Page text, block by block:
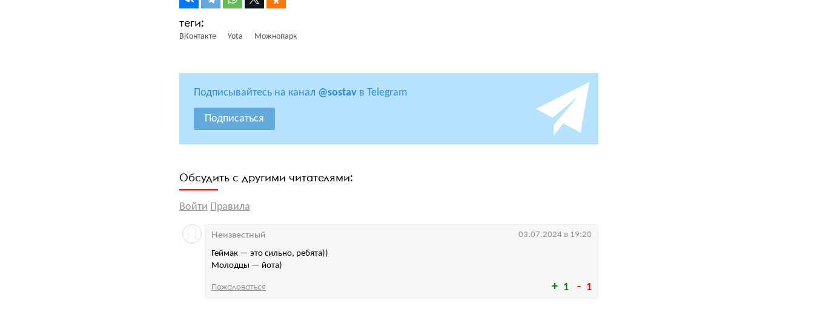
ВКонтакте Yota Можнопарк
Подписывайтесь на канал @sostav в Telegram
Подписаться
Обсудить с другими читателями:
Войти Правила
1 1
Геймак — это сильно, ребята))
Молодцы — йота)
Неизвестный 03.07.2024 в 19:20
Пожаловаться